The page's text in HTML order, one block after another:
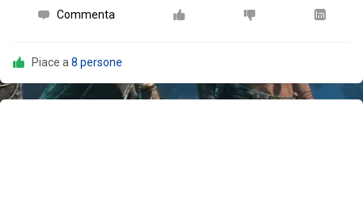
Commenta
Piace a 8 persone